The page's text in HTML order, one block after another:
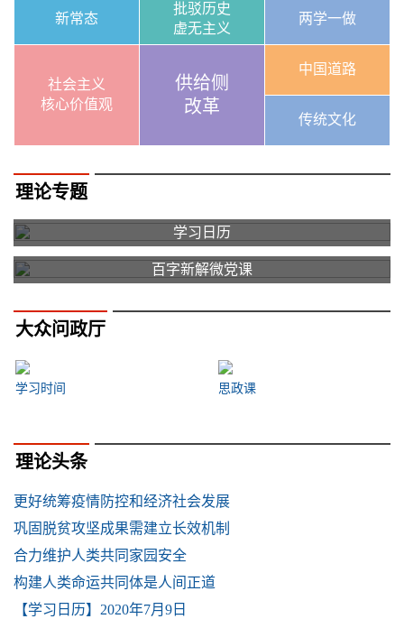
新常态
批驳历史
虚无主义
两学一做
社会主义
核心价值观
供给侧
改革
中国道路
传统文化
理论专题
学习日历
百字新解微党课
大众问政厅
学习时间 思政课
理论头条
更好统筹疫情防控和经济社会发展
巩固脱贫攻坚成果需建立长效机制
合力维护人类共同家园安全
构建人类命运共同体是人间正道
【学习日历】2020年7月9日